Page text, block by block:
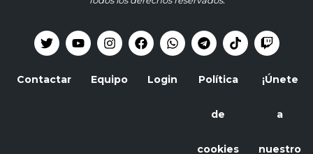
Contactar Equipo Login Política
de
cookies
¡Únete
a
nuestro